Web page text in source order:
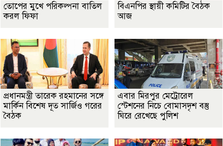
তোপের মুখে পরিকল্পনা বাতিল
করল ফিফা
বিএনপির স্থায়ী কমিটির বৈঠক
আজ
প্রধানমন্ত্রী তারেক রহমানের সঙ্গে
মার্কিন বিশেষ দূত সার্জিও গরের
বৈঠক
এবার মিরপুর মেট্রোরেল
স্টেশনের নিচে বোমাসদৃশ বস্তু
ঘিরে রেখেছে পুলিশ